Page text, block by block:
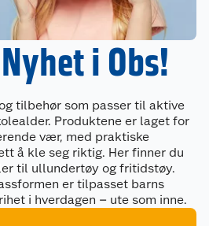
i Obs!
tilbehør som passer til aktive
Produktene er laget for
vær, med praktiske
å kle seg riktig. Her finner du
til ullundertøy og fritidstøy.
er tilpasset barns
i hverdagen – ute som inne.